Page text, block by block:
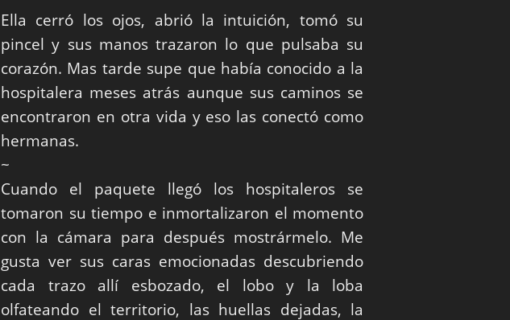
Ella cerró los ojos, abrió la intuición, tomó su
pincel y sus manos trazaron lo que pulsaba su
corazón. Mas tarde supe que había conocido a la
hospitalera meses atrás aunque sus caminos se
encontraron en otra vida y eso las conectó como
hermanas.
~
Cuando el paquete llegó los hospitaleros se
tomaron su tiempo e inmortalizaron el momento
con la cámara para después mostrármelo. Me
gusta ver sus caras emocionadas descubriendo
cada trazo allí esbozado, el lobo y la loba
olfateando el territorio, las huellas dejadas, la